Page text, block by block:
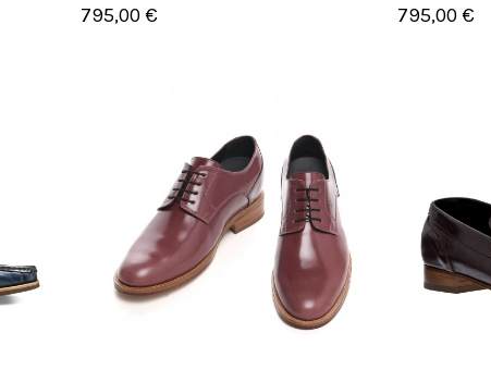
795,00 € 795,00 €